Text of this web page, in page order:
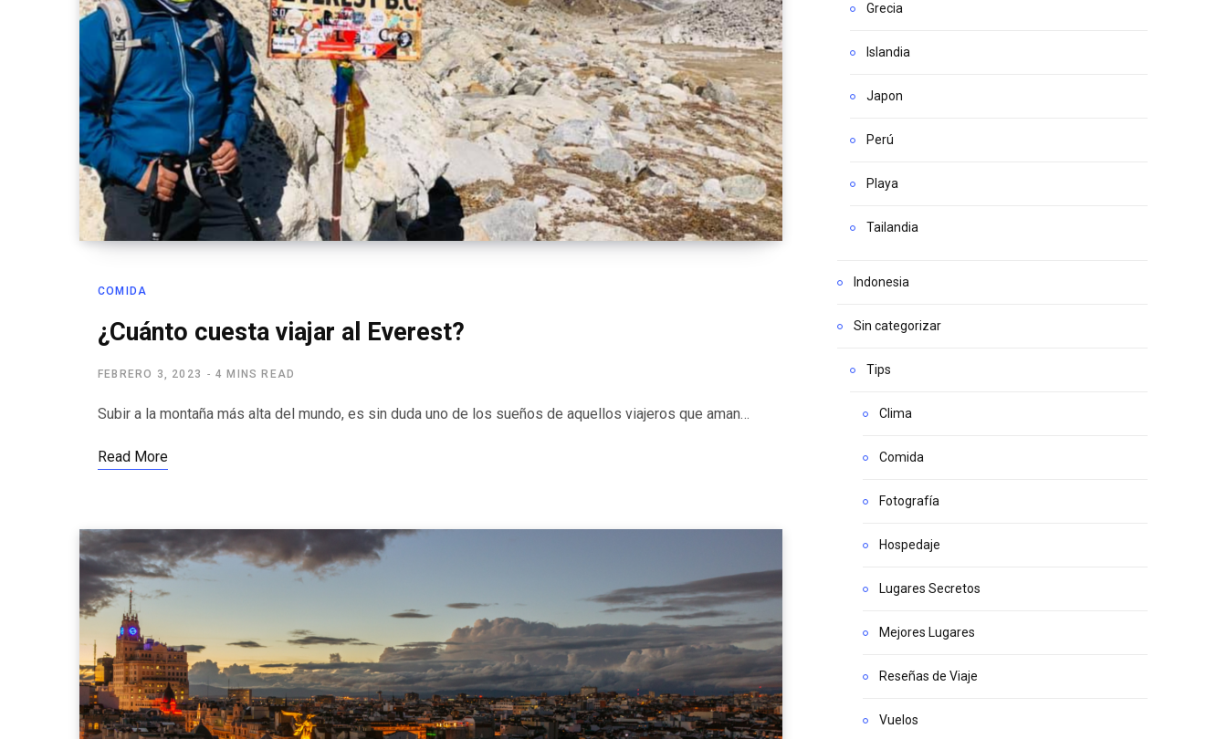
COMIDA
¿Cuánto cuesta viajar al Everest?
FEBRERO 3, 2023 4 MINS READ
‍‍Subir a la montaña más alta del mundo, es sin duda uno de los sueños de aquellos viajeros que aman…
Read More
Grecia
Islandia
Japon
Perú
Playa
Tailandia
Indonesia
Sin categorizar
Tips
Clima
Comida
Fotografía
Hospedaje
Lugares Secretos
Mejores Lugares
Reseñas de Viaje
Vuelos